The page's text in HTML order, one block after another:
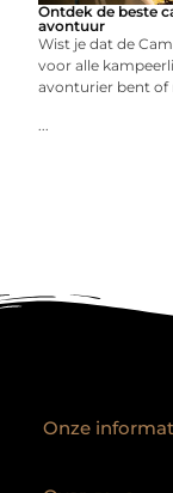
Ontdek de beste
avontuur
Wist je dat de
voor alle
avonturier bent
...
Onze